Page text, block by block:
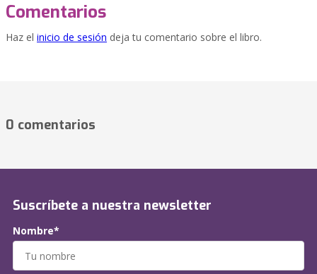
Comentarios
Haz el inicio de sesión deja tu comentario sobre el libro.
0 comentarios
Suscríbete a nuestra newsletter
Nombre*